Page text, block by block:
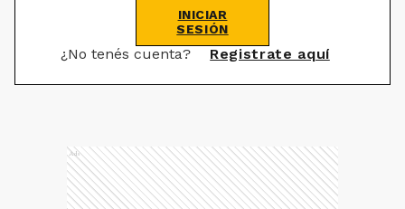
INICIAR
SESIÓN
¿No tenés cuenta? Registrate aquí
Ads